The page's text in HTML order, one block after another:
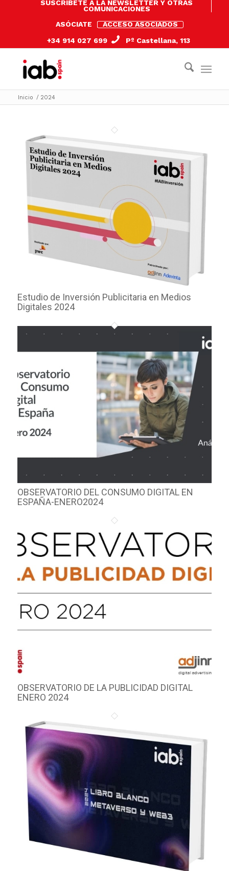
SUSCRÍBETE A LA NEWSLETTER Y OTRAS
COMUNICACIONES
ASÓCIATE
ACCESO ASOCIADOS
+34 914 027 699
Pº Castellana, 113
Inicio / 2024
Estudio de Inversión Publicitaria en Medios
Digitales 2024
OBSERVATORIO DEL CONSUMO DIGITAL EN
ESPAÑA-ENERO2024
OBSERVATORIO DE LA PUBLICIDAD DIGITAL
ENERO 2024